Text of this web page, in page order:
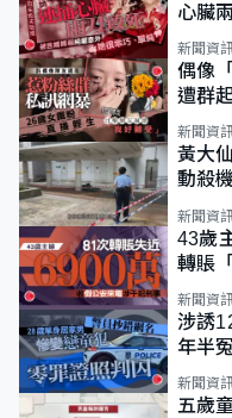
心臟
新聞資
偶像
遭群
新聞資
黃大
動殺
新聞資
43歲
轉賬
新聞資
涉誘
年半
新聞資
五歲